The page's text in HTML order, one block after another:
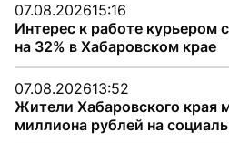
07.08.202615:16
Интерес к работе курьером
на 32% в Хабаровском крае
07.08.202613:52
Жители Хабаровского края
миллиона рублей на